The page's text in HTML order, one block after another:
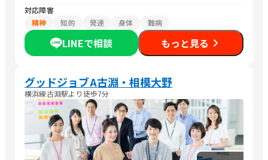
対応障害
精神
知的 発達 身体 難病
LINEで相談 もっと見る
グッドジョブA古淵・相模大野
横浜線古淵駅より徒歩7分